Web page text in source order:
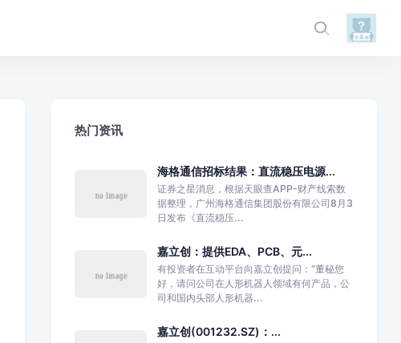
热门资讯
海格通信招标结果：直流稳压电源...
证券之星消息，根据天眼查APP-财产线索数
据整理，广州海格通信集团股份有限公司8月3
日发布《直流稳压...
嘉立创：提供EDA、PCB、元...
有投资者在互动平台向嘉立创提问：“董秘您
好，请问公司在人形机器人领域有何产品，公
司和国内头部人形机器...
嘉立创(001232.SZ)：...